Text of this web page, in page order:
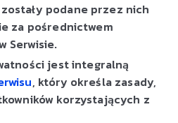
podane przez nich
za pośrednictwem
Serwisie.
jest integralną
, który określa zasady,
korzystających z